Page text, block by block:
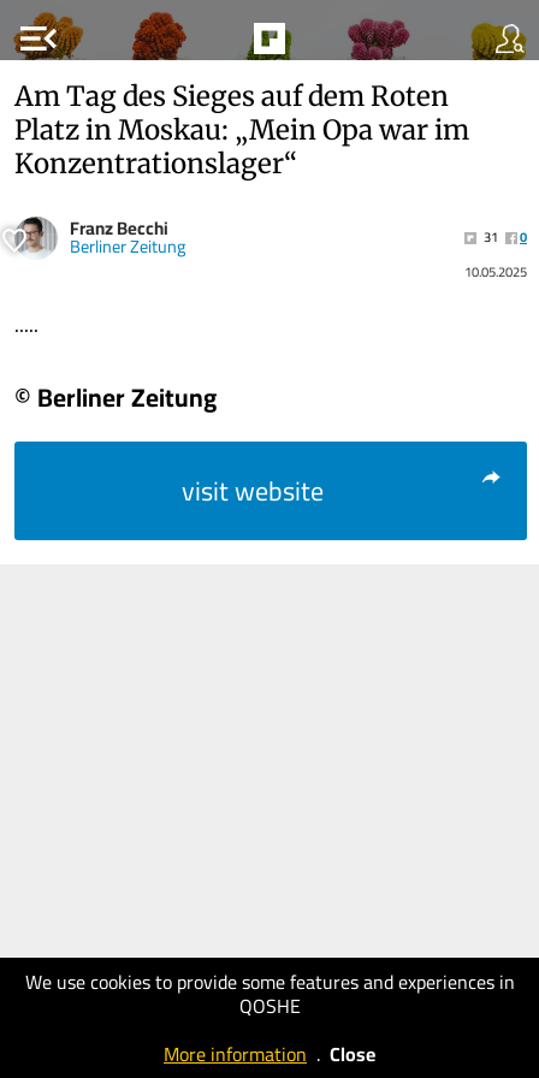
menu_open
We use cookies to provide some features and experiences in
QOSHE
More information . Close
Am Tag des Sieges auf dem Roten
Platz in Moskau: „Mein Opa war im
Konzentrationslager“
Franz Becchi
Berliner Zeitung 31
0
10.05.2025
.....
© Berliner Zeitung
visit website